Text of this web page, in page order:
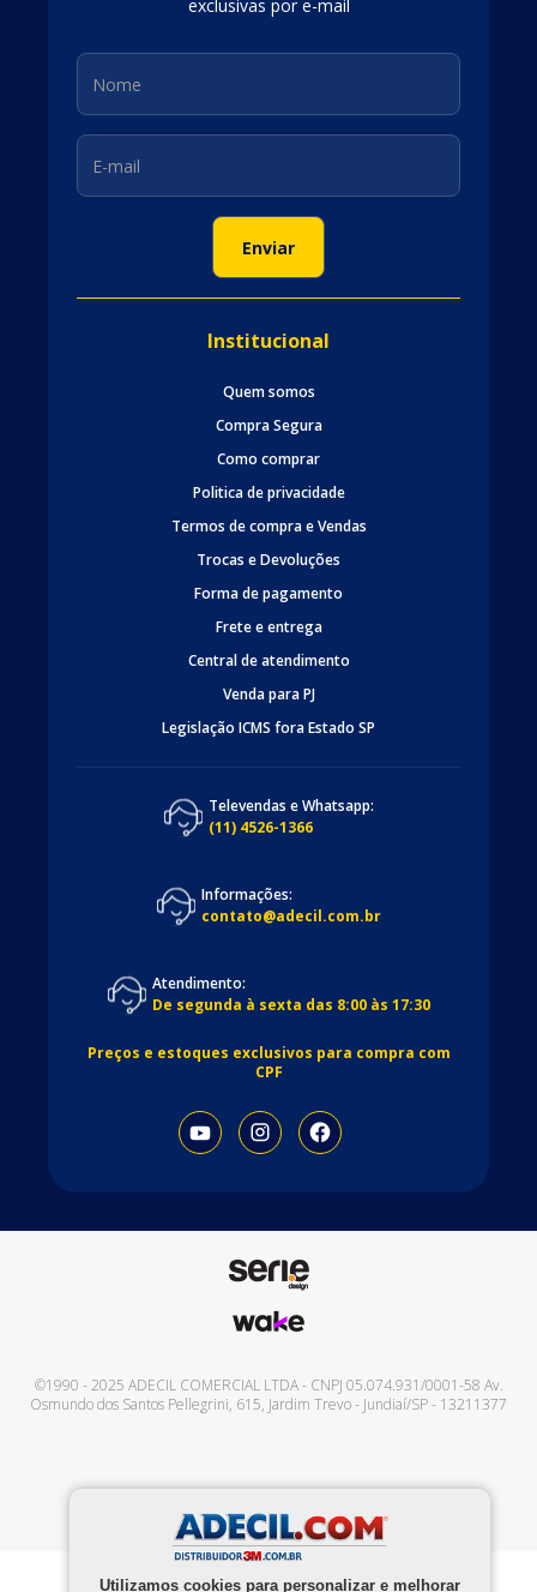
Utilizamos cookies para personalizar e melhorar
exclusivas por e-mail
Institucional
Quem somos
Compra Segura
Como comprar
Politica de privacidade
Termos de compra e Vendas
Trocas e Devoluções
Forma de pagamento
Frete e entrega
Central de atendimento
Venda para PJ
Legislação ICMS fora Estado SP
Televendas e Whatsapp:
(11) 4526-1366
Informações:
contato@adecil.com.br
Atendimento:
De segunda à sexta das 8:00 às 17:30
Preços e estoques exclusivos para compra com
CPF
©1990 - 2025 ADECIL COMERCIAL LTDA- CNPJ 05.074.931/0001-58 Av.
Osmundo dos Santos Pellegrini, 615, Jardim Trevo- Jundiaí/SP- 13211377